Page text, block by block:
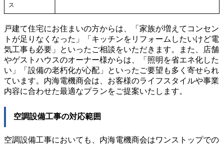
ス
戸建て住宅にお住まいの方からは、「家族が増えてコンセン
トが足りなくなった」「キッチンをリフォームしたいけど電
気工事も必要」といったご相談をいただきます。また、店舗
やゲストハウスのオーナー様からは、「照明を省エネ化した
い」「設備の老朽化が心配」といったご要望も多く寄せられ
ています。内海電機商会は、お客様のライフスタイルや事業
内容に合わせた最適なプランをご提案いたします。
空調設備工事の対応範囲
空調設備工事においても、内海電機商会はワンストップでの